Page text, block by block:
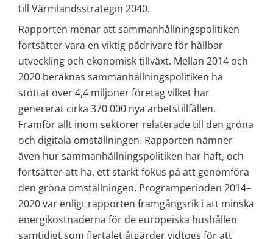
till Värmlandsstrategin 2040.
Rapporten menar att sammanhållningspolitiken
fortsätter vara en viktig pådrivare för hållbar
utveckling och ekonomisk tillväxt. Mellan 2014 och
2020 beräknas sammanhållningspolitiken ha
stöttat över 4,4 miljoner företag vilket har
genererat cirka 370 000 nya arbetstillfällen.
Framför allt inom sektorer relaterade till den gröna
och digitala omställningen. Rapporten nämner
även hur sammanhållningspolitiken har haft, och
fortsätter att ha, ett starkt fokus på att genomföra
den gröna omställningen. Programperioden 2014–
2020 var enligt rapporten framgångsrik i att minska
energikostnaderna för de europeiska hushållen
samtidigt som flertalet åtgärder vidtogs för att